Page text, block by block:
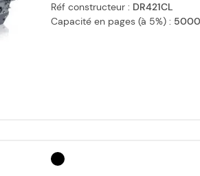
Réf constructeur : DR421CL
Capacité en pages (à 5%) :